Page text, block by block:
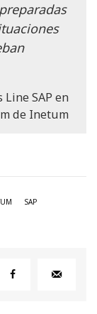
SAP en
de Inetum
SAP